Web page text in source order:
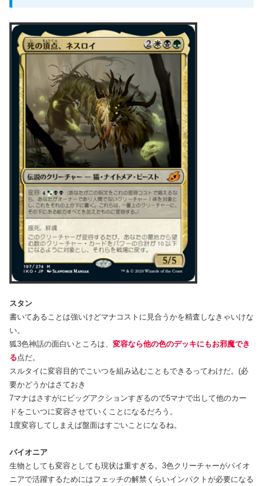
スタン
書いてあることは強いけどマナコストに見合うかを精査しなきゃいけな
い。
狐3色神話の面白いところは、 変容なら他の色のデッキにもお邪魔でき
る点だ。
スルタイに変容目的でこいつを組み込むこともできるってわけだ。(必
要かどうかはさておき
7マナはさすがにビッグアクションすぎるので5マナで出して他のカー
ドをこいつに変容させていくことになるだろう。
1度変容してしまえば盤面はすごいことになるね。
パイオニア
生物としても変容としても現状は重すぎる。3色クリーチャーがパイオ
ニアで活躍するためにはフェッチの解禁くらいインパクトが必要になる